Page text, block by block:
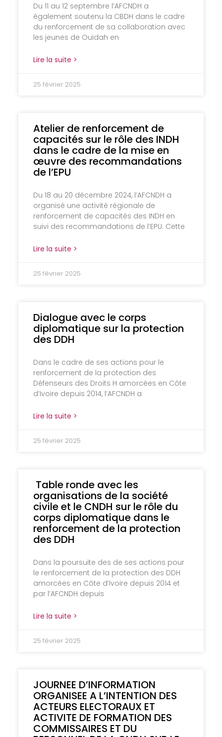
Du 11 au 12 septembre l’AFCNDH a
également soutenu la CBDH dans le cadre
du renforcement de sa collaboration avec
les jeunes de Ouidah en
Lire la suite >
25 février 2025
Atelier de renforcement de
capacités sur le rôle des INDH
dans le cadre de la mise en
œuvre des recommandations
de l’EPU
Du 18 au 20 décembre 2024, l’AFCNDH a
organisé une activité régionale de
renforcement de capacités des INDH en
suivi des recommandations de l’EPU. Cette
Lire la suite >
25 février 2025
Dialogue avec le corps
diplomatique sur la protection
des DDH
Dans le cadre de ses actions pour le
renforcement de la protection des
Défenseurs des Droits H amorcées en Côte
d’Ivoire depuis 2014, l’AFCNDH a
Lire la suite >
25 février 2025
Table ronde avec les
organisations de la société
civile et le CNDH sur le rôle du
corps diplomatique dans le
renforcement de la protection
des DDH
Dans la poursuite des de ses actions pour
le renforcement de la protection des DDH
amorcées en Côte d’Ivoire depuis 2014 et
par l’AFCNDH depuis
Lire la suite >
25 février 2025
JOURNEE D’INFORMATION
ORGANISEE A L’INTENTION DES
ACTEURS ELECTORAUX ET
ACTIVITE DE FORMATION DES
COMMISSAIRES ET DU